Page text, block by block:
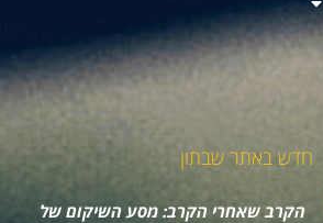
חדש באתר שבתון
הקרב שאחרי הקרב: מסע השיקום של